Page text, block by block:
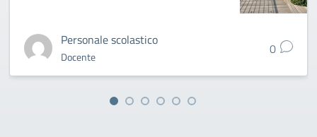
Personale scolastico
Docente 0